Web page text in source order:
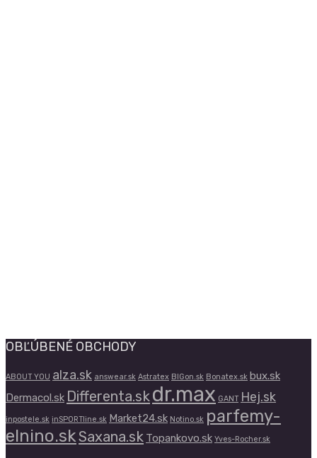
OBĽÚBENÉ OBCHODY
ABOUT YOU alza.sk answear.sk Astratex BIGon.sk Bonatex.sk bux.sk
Dermacol.sk Differenta.skdr.max GANT Hej.sk
inpostele.sk inSPORTline.sk Market24.sk Notino.sk parfemy-
elnino.skSaxana.sk Topankovo.sk Yves-Rocher.sk